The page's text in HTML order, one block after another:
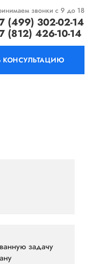
звонки с 9 до 18
(499) 302-02-14
(812) 426-10-14
КОНСУЛЬТАЦИЮ
задачу